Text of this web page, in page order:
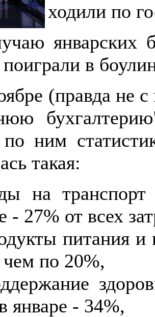
ходили по
январских
в
(правда не
по ним
такая:
на
- 27% от всех
питания и
чем по 20%,
январе - 34%,